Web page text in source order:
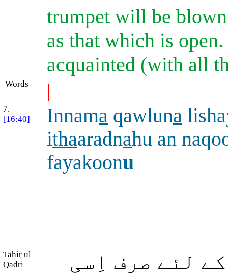
trumpet will be
as that which is
acquainted (with all
Words |
7.
[16:40]
Innama qawluna
ithaaradnahu an
fayakoonu
Tahir ul
Qadri
لئے صرف اِسی